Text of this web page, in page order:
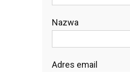
Nazwa
Adres email